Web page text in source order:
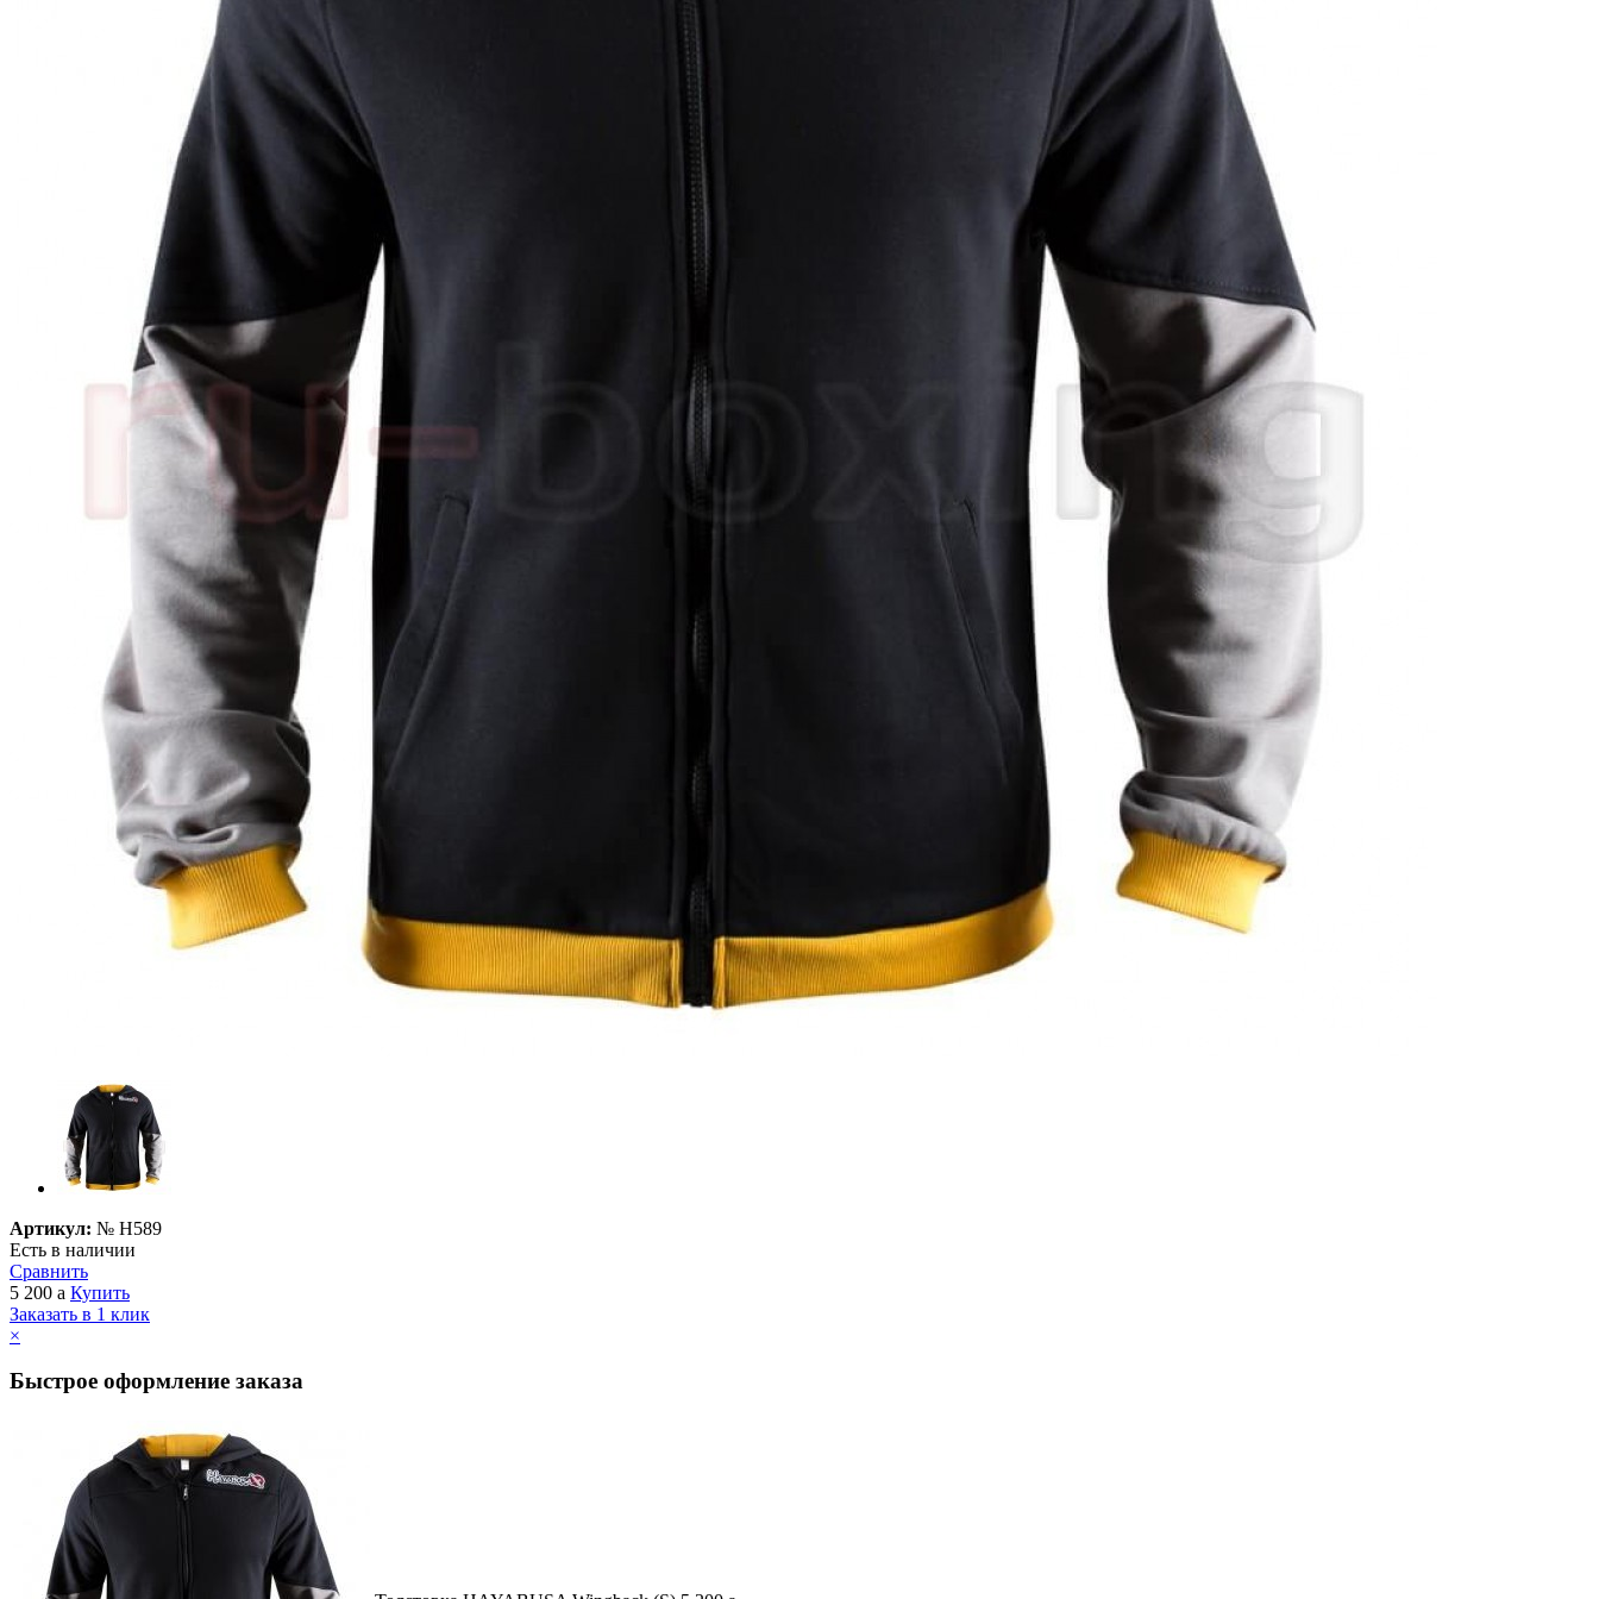
Артикул: № H589
Есть в наличии
Сравнить
5 200 a Купить
Заказать в 1 клик
×
Быстрое оформление заказа